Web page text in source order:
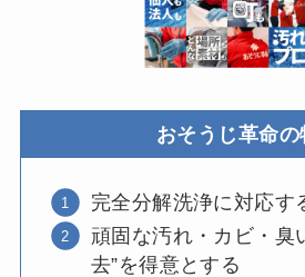
おそうじ革命の
完全分解洗浄に対応す
頑固な汚れ・カビ・臭
去”を得意とする